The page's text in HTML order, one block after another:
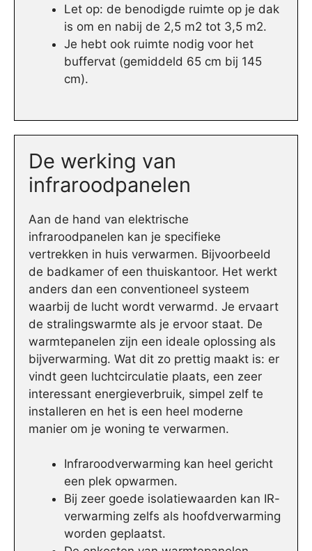
Let op: de benodigde ruimte op je dak
is om en nabij de 2,5 m2 tot 3,5 m2.
Je hebt ook ruimte nodig voor het
buffervat (gemiddeld 65 cm bij 145
cm).
De werking van
infraroodpanelen
Aan de hand van elektrische
infraroodpanelen kan je specifieke
vertrekken in huis verwarmen. Bijvoorbeeld
de badkamer of een thuiskantoor. Het werkt
anders dan een conventioneel systeem
waarbij de lucht wordt verwarmd. Je ervaart
de stralingswarmte als je ervoor staat. De
warmtepanelen zijn een ideale oplossing als
bijverwarming. Wat dit zo prettig maakt is: er
vindt geen luchtcirculatie plaats, een zeer
interessant energieverbruik, simpel zelf te
installeren en het is een heel moderne
manier om je woning te verwarmen.
Infraroodverwarming kan heel gericht
een plek opwarmen.
Bij zeer goede isolatiewaarden kan IR-
verwarming zelfs als hoofdverwarming
worden geplaatst.